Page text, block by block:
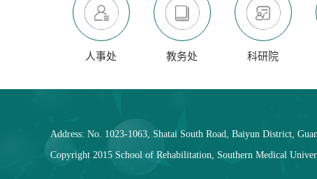
人事处 教务处 科研院
Address: No. 1023-1063, Shatai South Road, Baiyun District,
Copyright 2015 School of Rehabilitation, Southern Medical